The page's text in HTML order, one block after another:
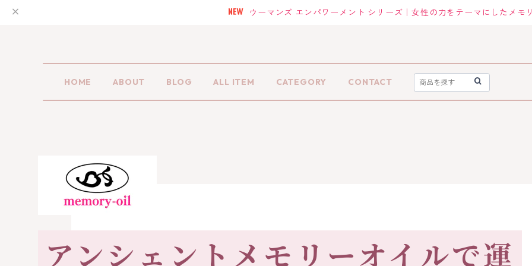
ウーマンズ エンパワーメント シリーズ｜女性の力をテーマにしたメモ
HOME ABOUT BLOG ALL ITEM CATEGORY CONTACT
アンシェントメモリーオイルで運